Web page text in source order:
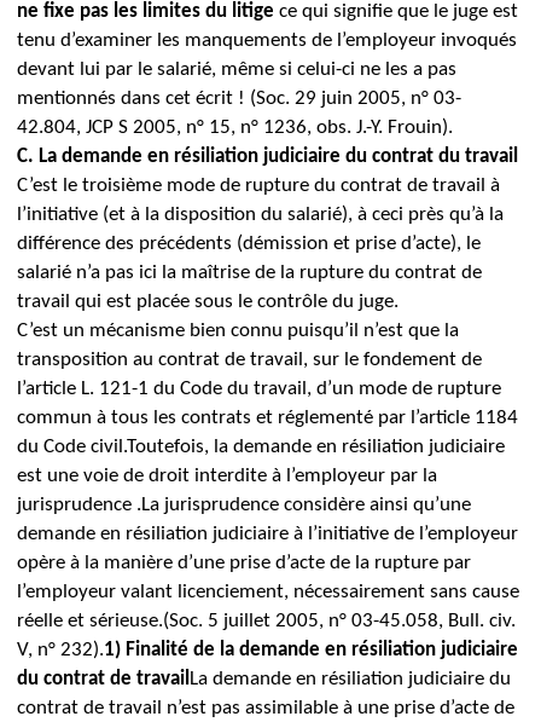
ne fixe pas les limites du litige ce qui signifie que le juge est
tenu d’examiner les manquements de l’employeur invoqués
devant lui par le salarié, même si celui-ci ne les a pas
mentionnés dans cet écrit ! (Soc. 29 juin 2005, n° 03-
42.804, JCP S 2005, n° 15, n° 1236, obs. J.-Y. Frouin).
C. La demande en résiliation judiciaire du contrat du travail
C’est le troisième mode de rupture du contrat de travail à
l’initiative (et à la disposition du salarié), à ceci près qu’à la
différence des précédents (démission et prise d’acte), le
salarié n’a pas ici la maîtrise de la rupture du contrat de
travail qui est placée sous le contrôle du juge.
C’est un mécanisme bien connu puisqu’il n’est que la
transposition au contrat de travail, sur le fondement de
l’article L. 121-1 du Code du travail, d’un mode de rupture
commun à tous les contrats et réglementé par l’article 1184
du Code civil.Toutefois, la demande en résiliation judiciaire
est une voie de droit interdite à l’employeur par la
jurisprudence .La jurisprudence considère ainsi qu’une
demande en résiliation judiciaire à l’initiative de l’employeur
opère à la manière d’une prise d’acte de la rupture par
l’employeur valant licenciement, nécessairement sans cause
réelle et sérieuse.(Soc. 5 juillet 2005, n° 03-45.058, Bull. civ.
V, n° 232).1) Finalité de la demande en résiliation judiciaire
du contrat de travail La demande en résiliation judiciaire du
contrat de travail n’est pas assimilable à une prise d’acte de